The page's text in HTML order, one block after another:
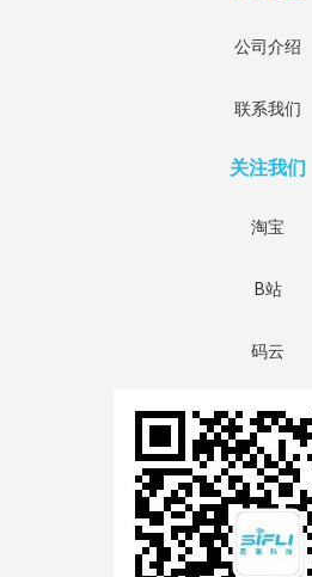
公司介绍
联系我们
关注我们
淘宝
B站
码云